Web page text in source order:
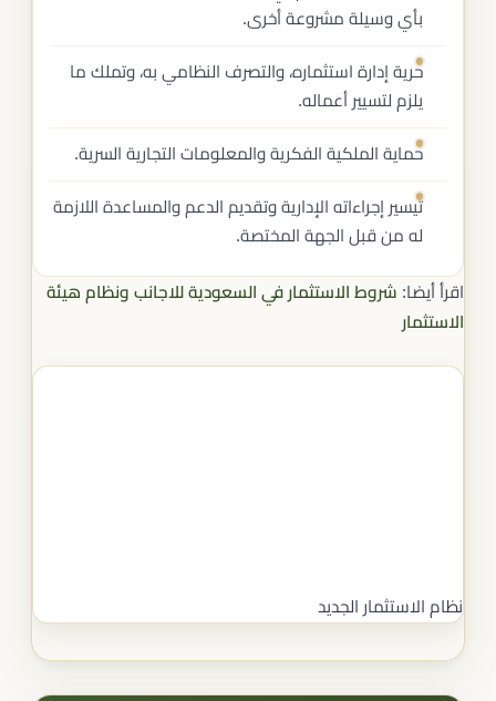
بأي وسيلة مشروعة أخرى.
حرية إدارة استثماره، والتصرف النظامي به، وتملك ما
يلزم لتسيير أعماله.
حماية الملكية الفكرية والمعلومات التجارية السرية.
تيسير إجراءاته الإدارية وتقديم الدعم والمساعدة اللازمة
له من قبل الجهة المختصة.
اقرأ أيضا: شروط الاستثمار في السعودية للاجانب ونظام هيئة
الاستثمار
نظام الاستثمار الجديد